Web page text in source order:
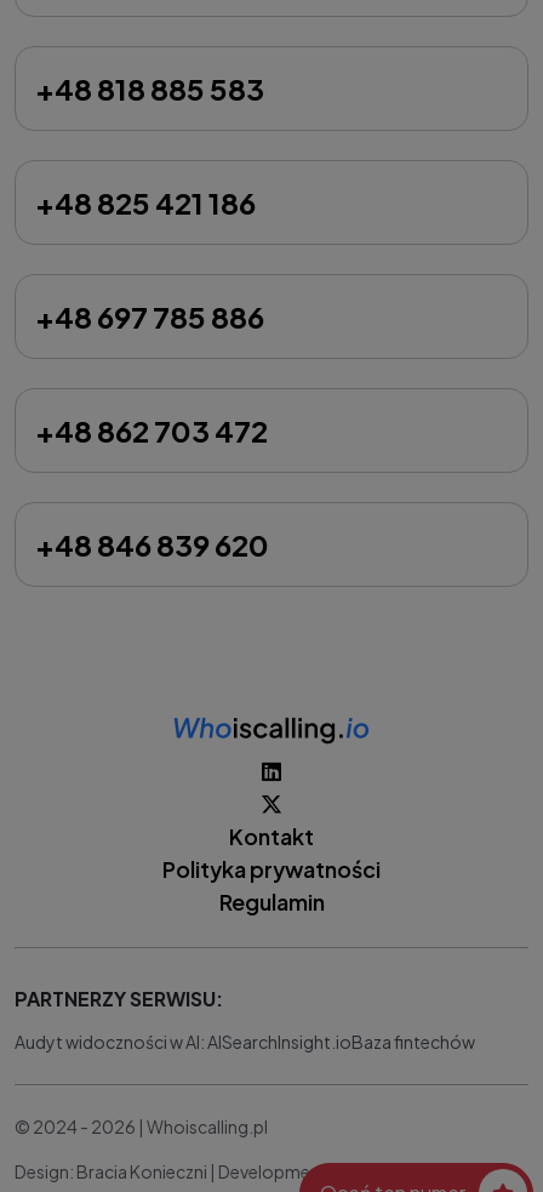
+48 818 885 583
+48 825 421 186
+48 697 785 886
+48 862 703 472
+48 846 839 620
Kontakt
Polityka prywatności
Regulamin
PARTNERZY SERWISU:
Audyt widoczności w AI: AISearchInsight.ioBaza fintechów
© 2024 - 2026 | Whoiscalling.pl
Design: Bracia Konieczni | Development: